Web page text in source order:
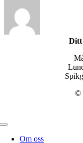
Ditt
©
Toggle
navigationOm oss